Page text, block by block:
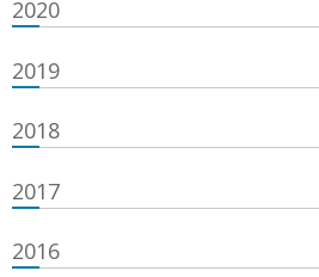
2020
2019
2018
2017
2016